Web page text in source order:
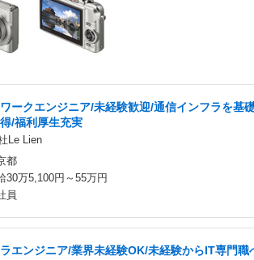
ークエンジニア/未経験歓迎/通信インフラを基
/福利厚生充実
Le Lien
都
30万5,100円～55万円
員
エンジニア/業界未経験OK/未経験からIT専門職